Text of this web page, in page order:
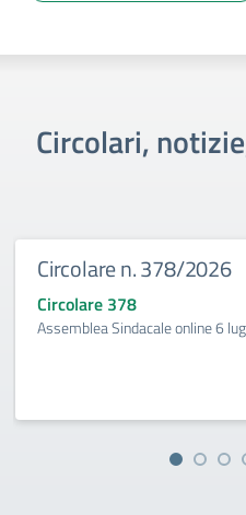
Circolari,
Circolare n. 378/2026
Circolare 378
Assemblea Sindacale online 6